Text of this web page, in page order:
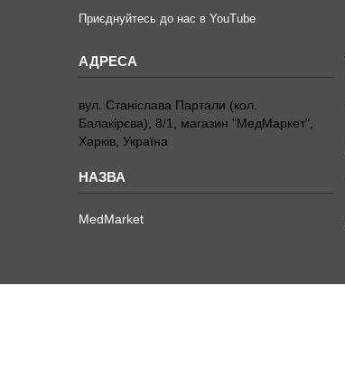
Приєднуйтесь до нас в YouTube
вул. Станіслава Партали (кол.
Балакірєва), 8/1, магазин "МедМаркет",
Харків, Україна
MedMarket